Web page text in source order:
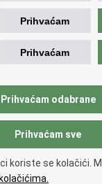
pravosuđa, uprave i
Hrvatske.
Prihvaćam
Prihvaćam
Prihvaćam odabrane
Prihvaćam sve
koriste se kolačići.